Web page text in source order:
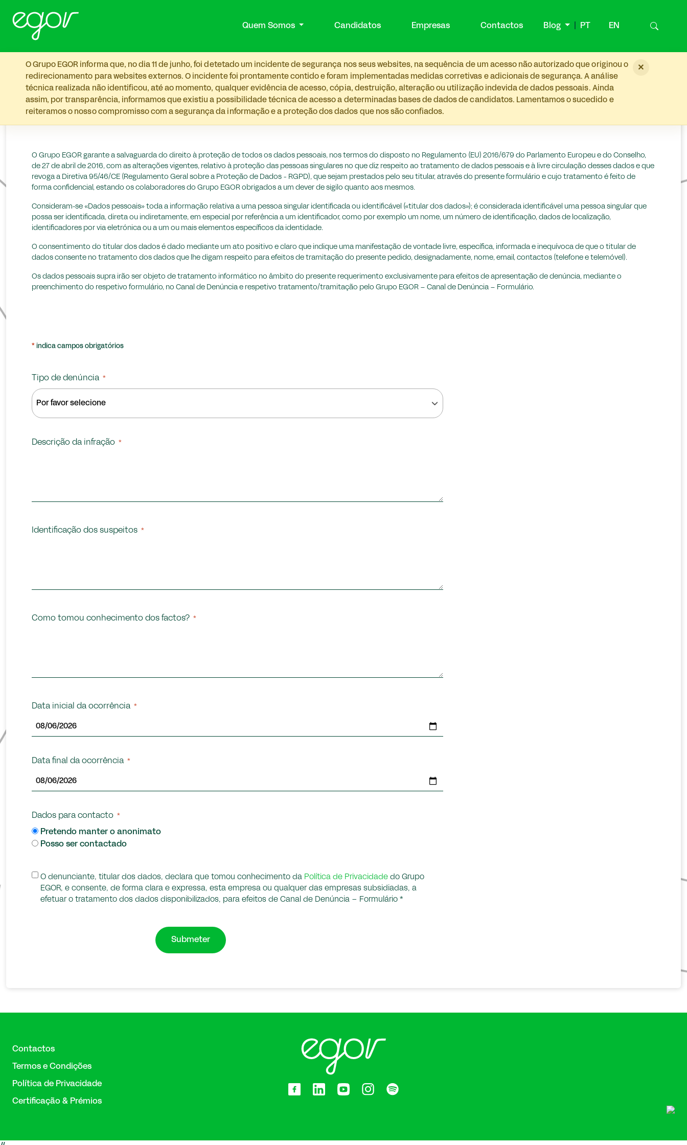
Quem Somos Candidatos Empresas Contactos Blog PT EN
O Grupo EGOR informa que, no dia 11 de junho, foi detetado um incidente de segurança nos seus websites, na sequência de um acesso não autorizado que originou o
redirecionamento para websites externos. O incidente foi prontamente contido e foram implementadas medidas corretivas e adicionais de segurança. A análise
técnica realizada não identificou, até ao momento, qualquer evidência de acesso, cópia, destruição, alteração ou utilização indevida de dados pessoais. Ainda
assim, por transparência, informamos que existiu a possibilidade técnica de acesso a determinadas bases de dados de candidatos. Lamentamos o sucedido e
reiteramos o nosso compromisso com a segurança da informação e a proteção dos dados que nos são confiados.
×
Canal de Denúncia
O Grupo EGOR garante a salvaguarda do direito à proteção de todos os dados pessoais, nos termos do disposto no Regulamento (EU) 2016/679 do Parlamento Europeu e do Conselho,
de 27 de abril de 2016, com as alterações vigentes, relativo à proteção das pessoas singulares no que diz respeito ao tratamento de dados pessoais e à livre circulação desses dados e que
revoga a Diretiva 95/46/CE (Regulamento Geral sobre a Proteção de Dados - RGPD), que sejam prestados pelo seu titular, através do presente formulário e cujo tratamento é feito de
forma confidencial, estando os colaboradores do Grupo EGOR obrigados a um dever de sigilo quanto aos mesmos.
Consideram-se «Dados pessoais» toda a informação relativa a uma pessoa singular identificada ou identificável («titular dos dados»); é considerada identificável uma pessoa singular que
possa ser identificada, direta ou indiretamente, em especial por referência a um identificador, como por exemplo um nome, um número de identificação, dados de localização,
identificadores por via eletrónica ou a um ou mais elementos específicos da identidade.
O consentimento do titular dos dados é dado mediante um ato positivo e claro que indique uma manifestação de vontade livre, específica, informada e inequívoca de que o titular de
dados consente no tratamento dos dados que lhe digam respeito para efeitos de tramitação do presente pedido, designadamente, nome, email, contactos (telefone e telemóvel).
Os dados pessoais supra irão ser objeto de tratamento informático no âmbito do presente requerimento exclusivamente para efeitos de apresentação de denúncia, mediante o
preenchimento do respetivo formulário, no Canal de Denúncia e respetivo tratamento/tramitação pelo Grupo EGOR – Canal de Denúncia – Formulário.
* indica campos obrigatórios
Tipo de denúncia *
Descrição da infração *
Identificação dos suspeitos *
Como tomou conhecimento dos factos? *
Data inicial da ocorrência *
Data final da ocorrência *
Dados para contacto *
Pretendo manter o anonimato
Posso ser contactado
Li
aceito
O denunciante, titular dos dados, declara que tomou conhecimento da Política de Privacidade do Grupo
EGOR, e consente, de forma clara e expressa, esta empresa ou qualquer das empresas subsidiadas, a
efetuar o tratamento dos dados disponibilizados, para efeitos de Canal de Denúncia – Formulário *
Contactos
Termos e Condições
Política de Privacidade
Certificação & Prémios